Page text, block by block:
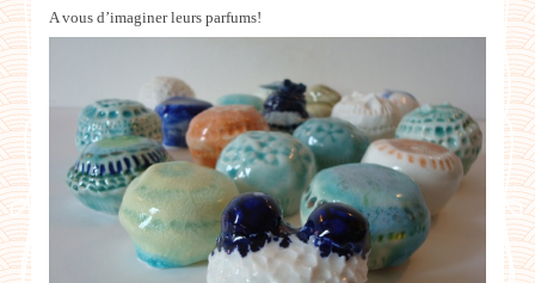
A vous d’imaginer leurs parfums!